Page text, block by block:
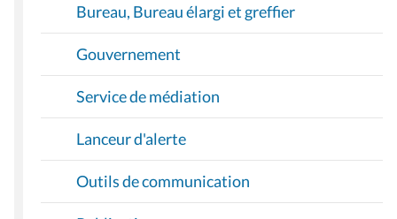
Bureau, Bureau élargi et greffier
Gouvernement
Service de médiation
Lanceur d'alerte
Outils de communication